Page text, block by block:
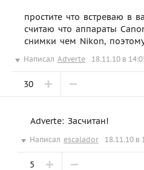
простите что встреваю в
считаю что аппараты
снимки чем Nikon,
Написал Adverte 18.11.10 в
30
Adverte: Засчитан!
Написал escalador 18.11.10 в
5